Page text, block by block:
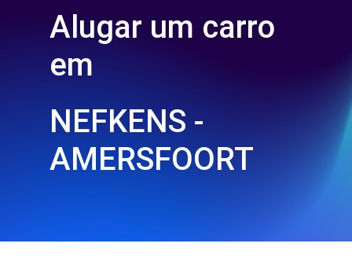
Alugar um carro
em
NEFKENS -
AMERSFOORT